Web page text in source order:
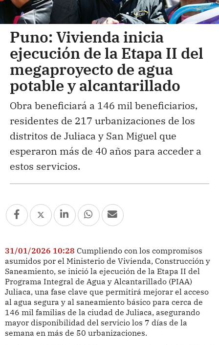
Puno: Vivienda inicia
ejecución de la Etapa II del
megaproyecto de agua
potable y alcantarillado
Obra beneficiará a 146 mil beneficiarios,
residentes de 217 urbanizaciones de los
distritos de Juliaca y San Miguel que
esperaron más de 40 años para acceder a
estos servicios.
31/01/2026 10:28 Cumpliendo con los compromisos
asumidos por el Ministerio de Vivienda, Construcción y
Saneamiento, se inició la ejecución de la Etapa II del
Programa Integral de Agua y Alcantarillado (PIAA)
Juliaca, una fase clave que permitirá mejorar el acceso
al agua segura y al saneamiento básico para cerca de
146 mil familias de la ciudad de Juliaca, asegurando
mayor disponibilidad del servicio los 7 días de la
semana en más de 50 urbanizaciones.